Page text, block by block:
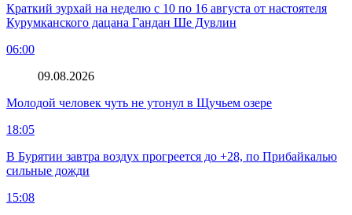
Краткий зурхай на неделю с 10 по 16 августа от настоятеля
Курумканского дацана Гандан Ше Дувлин
06:00
09.08.2026
Молодой человек чуть не утонул в Щучьем озере
18:05
В Бурятии завтра воздух прогреется до +28, по Прибайкалью
сильные дожди
15:08